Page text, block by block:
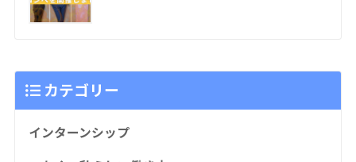
カテゴリー
インターンシップ